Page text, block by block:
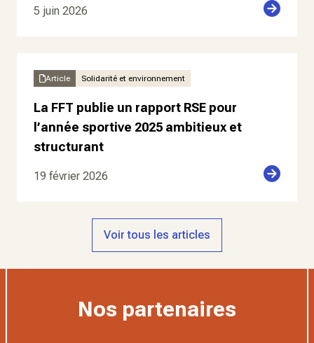
5 juin 2026
Article Solidarité et environnement
La FFT publie un rapport RSE pour
l’année sportive 2025 ambitieux et
structurant
19 février 2026
Voir tous les articles
Nos partenaires